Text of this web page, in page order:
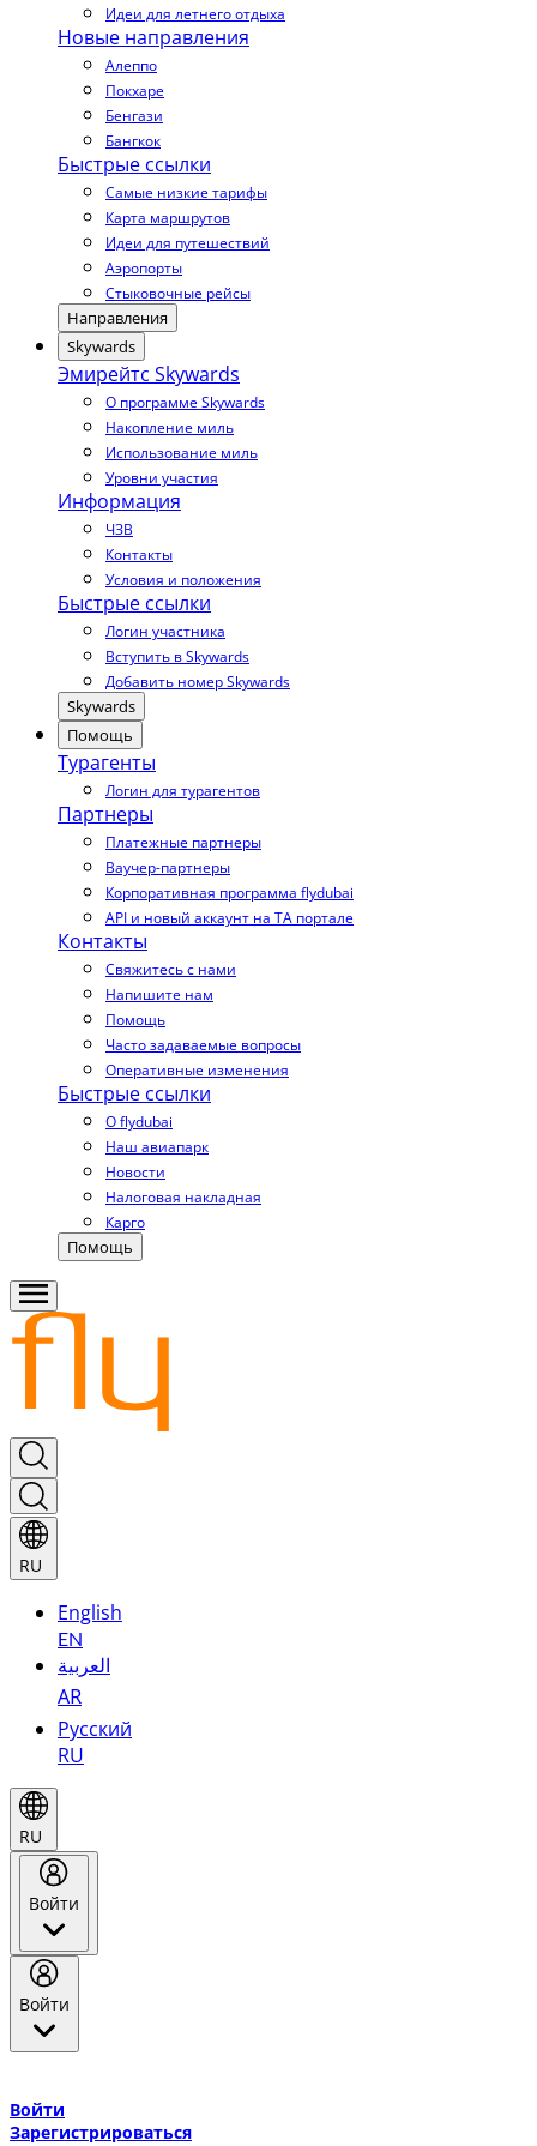
Идеи для летнего отдыха
Новые направления
Алеппо
Покхаре
Бенгази
Бангкок
Быстрые ссылки
Самые низкие тарифы
Карта маршрутов
Идеи для путешествий
Аэропорты
Стыковочные рейсы
Направления
Skywards
Эмирейтс Skywards
О программе Skywards
Накопление миль
Использование миль
Уровни участия
Информация
ЧЗВ
Контакты
Условия и положения
Быстрые ссылки
Логин участника
Вступить в Skywards
Добавить номер Skywards
Skywards
Помощь
Турагенты
Логин для турагентов
Партнеры
Платежные партнеры
Ваучер-партнеры
Корпоративная программа flydubai
API и новый аккаунт на TA портале
Контакты
Свяжитесь с нами
Напишите нам
Помощь
Часто задаваемые вопросы
Оперативные изменения
Быстрые ссылки
О flydubai
Наш авиапарк
Новости
Налоговая накладная
Карго
Помощь
RU
English
EN
العربية
AR
Русский
RU
RU
Войти
Войти
Войти
Зарегистрироваться